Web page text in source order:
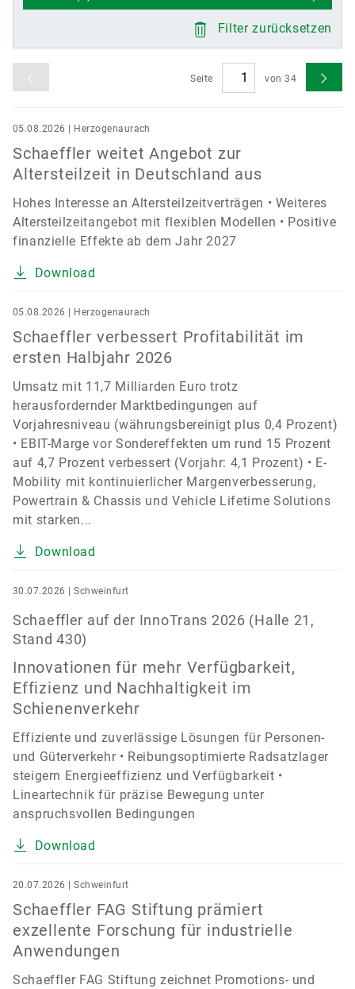
Digitale Lösungen
Markenschutz
Events & Formula Student
Social News
Newsletter
Termine & Veranstaltungen
Jetzt bestellen
Filter zurücksetzen
Seite von34
05.08.2026 | Herzogenaurach
Schaeffler weitet Angebot zur
Altersteilzeit in Deutschland aus
Hohes Interesse an Altersteilzeitverträgen • Weiteres
Altersteilzeitangebot mit flexiblen Modellen • Positive
finanzielle Effekte ab dem Jahr 2027
Download
05.08.2026 | Herzogenaurach
Schaeffler verbessert Profitabilität im
ersten Halbjahr 2026
Umsatz mit 11,7 Milliarden Euro trotz
herausfordernder Marktbedingungen auf
Vorjahresniveau (währungsbereinigt plus 0,4 Prozent)
• EBIT-Marge vor Sondereffekten um rund 15 Prozent
auf 4,7 Prozent verbessert (Vorjahr: 4,1 Prozent) • E-
Mobility mit kontinuierlicher Margenverbesserung,
Powertrain & Chassis und Vehicle Lifetime Solutions
mit starken...
Download
30.07.2026 | Schweinfurt
Schaeffler auf der InnoTrans 2026 (Halle 21,
Stand 430)
Innovationen für mehr Verfügbarkeit,
Effizienz und Nachhaltigkeit im
Schienenverkehr
Effiziente und zuverlässige Lösungen für Personen-
und Güterverkehr • Reibungsoptimierte Radsatzlager
steigern Energieeffizienz und Verfügbarkeit •
Lineartechnik für präzise Bewegung unter
anspruchsvollen Bedingungen
Download
20.07.2026 | Schweinfurt
Schaeffler FAG Stiftung prämiert
exzellente Forschung für industrielle
Anwendungen
Schaeffler FAG Stiftung zeichnet Promotions- und